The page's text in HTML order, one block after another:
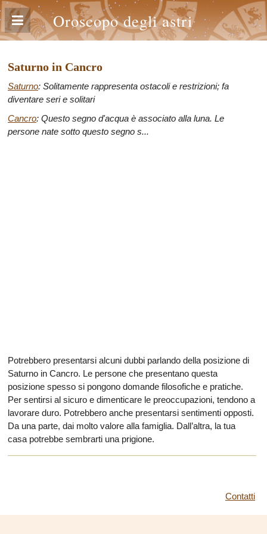
Oroscopo degli astri
Saturno in Cancro
Saturno: Solitamente rappresenta ostacoli e restrizioni; fa
diventare seri e solitari
Cancro: Questo segno d'acqua è associato alla luna. Le
persone nate sotto questo segno s...
Potrebbero presentarsi alcuni dubbi parlando della posizione di
Saturno in Cancro. Le persone che presentano questa
posizione spesso si pongono domande filosofiche e pratiche.
Per sentirsi al sicuro e dimenticare le preoccupazioni, tendono a
lavorare duro. Potrebbero anche presentarsi sentimenti opposti.
Da una parte, dai molto valore alla famiglia. Dall’altra, la tua
casa potrebbe sembrarti una prigione.
Contatti